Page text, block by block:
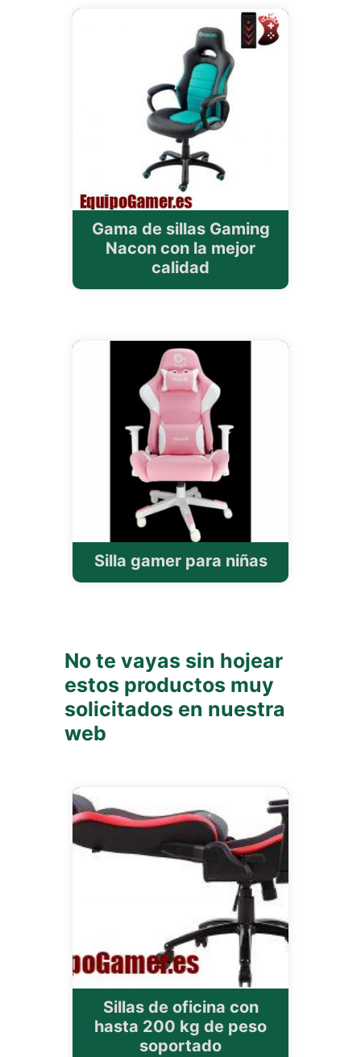
Gama de sillas Gaming
Nacon con la mejor
calidad
Silla gamer para niñas
No te vayas sin hojear
estos productos muy
solicitados en nuestra
web
Sillas de oficina con
hasta 200 kg de peso
soportado